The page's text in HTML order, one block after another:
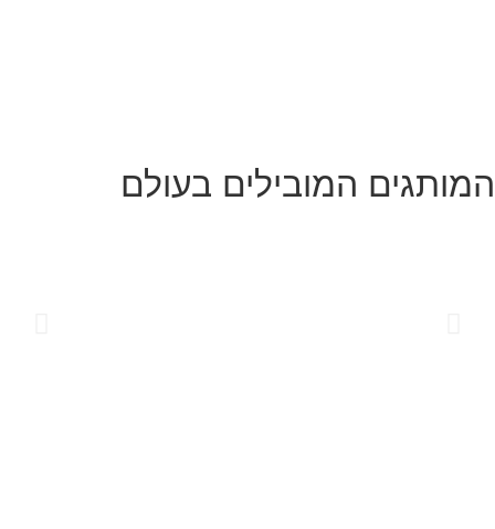
המותגים המובילים בעולם